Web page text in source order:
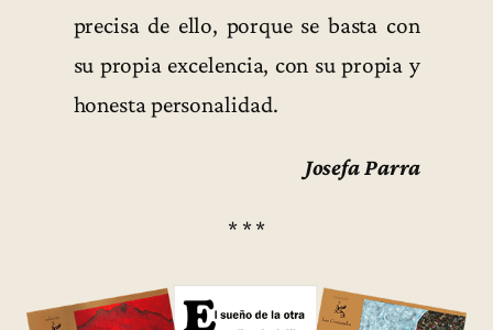
precisa de ello, porque se basta con
su propia excelencia, con su propia y
honesta personalidad.
Josefa Parra
* * *